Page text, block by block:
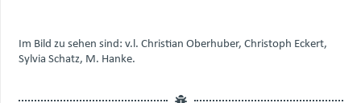
Im Bild zu sehen sind: v.l. Christian Oberhuber, Christoph Eckert,
Sylvia Schatz, M. Hanke.